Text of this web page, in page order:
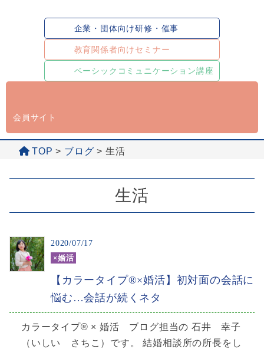
企業・団体向け研修・催事
教育関係者向けセミナー
ベーシックコミュニケーション講座
会員サイト
TOP > ブログ > 生活
生活
2020/07/17
×婚活
【カラータイプ®×婚活】初対面の会話に
悩む…会話が続くネタ
カラータイプ® × 婚活 ブログ担当の 石井 幸子
（いしい さちこ）です。 結婚相談所の所長をし